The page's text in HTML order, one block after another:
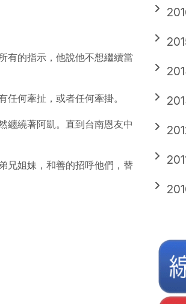
有的指示，他說他不想繼續當
何牽扯，或者任何牽掛。
纏繞著阿凱。直到台南恩友中
兄姐妹，和善的招呼他們，替